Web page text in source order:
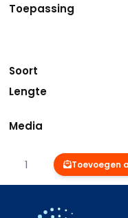
Toepassing
Soort
Lengte
Media
Aantal Toevoegen